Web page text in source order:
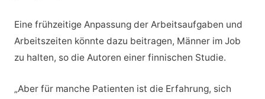
Eine frühzeitige Anpassung der Arbeitsaufgaben und
Arbeitszeiten könnte dazu beitragen, Männer im Job
zu halten, so die Autoren einer finnischen Studie.
„Aber für manche Patienten ist die Erfahrung, sich